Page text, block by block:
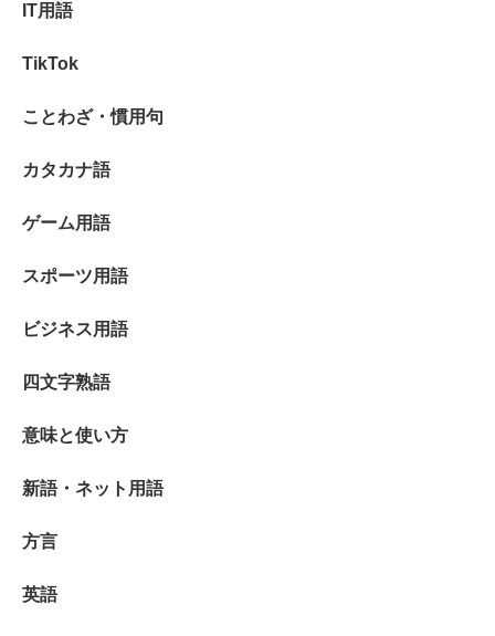
IT用語
TikTok
ことわざ・慣用句
カタカナ語
ゲーム用語
スポーツ用語
ビジネス用語
四文字熟語
意味と使い方
新語・ネット用語
方言
英語